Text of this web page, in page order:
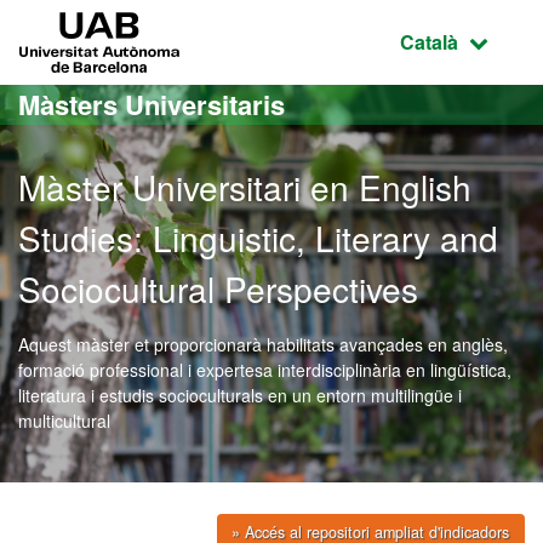
Ves al contingut principal
Ves a la navegació de la pàgina
Idioma
Català
Màsters Universitaris
Màster Universitari en English
Studies: Linguistic, Literary and
Sociocultural Perspectives
Aquest màster et proporcionarà habilitats avançades en anglès,
formació professional i expertesa interdisciplinària en lingüística,
literatura i estudis socioculturals en un entorn multilingüe i
multicultural
» Accés al repositori ampliat d'indicadors